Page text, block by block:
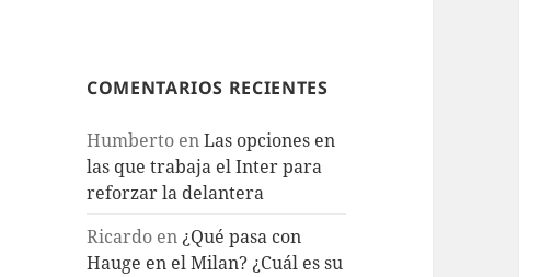
COMENTARIOS RECIENTES
Humberto enLas opciones en
las que trabaja el Inter para
reforzar la delantera
Ricardo en¿Qué pasa con
Hauge en el Milan? ¿Cuál es su